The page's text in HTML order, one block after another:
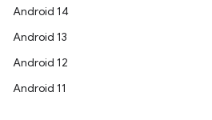
Android 14
Android 13
Android 12
Android 11